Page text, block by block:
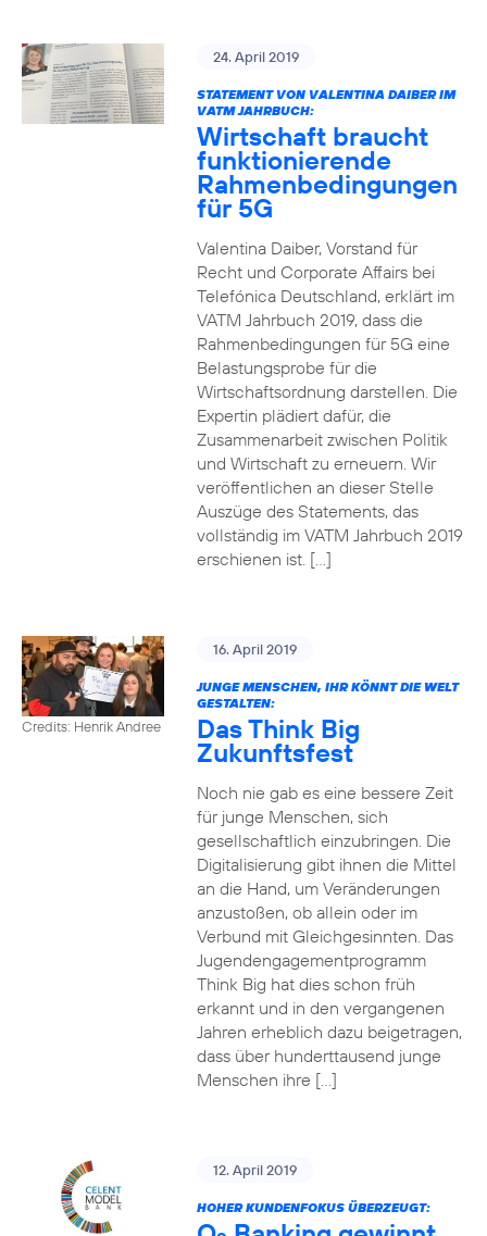
24. April 2019
STATEMENT VON VALENTINA DAIBER IM
VATM JAHRBUCH:
Wirtschaft braucht
funktionierende
Rahmenbedingungen
für 5G
Valentina Daiber, Vorstand für
Recht und Corporate Affairs bei
Telefónica Deutschland, erklärt im
VATM Jahrbuch 2019, dass die
Rahmenbedingungen für 5G eine
Belastungsprobe für die
Wirtschaftsordnung darstellen. Die
Expertin plädiert dafür, die
Zusammenarbeit zwischen Politik
und Wirtschaft zu erneuern. Wir
veröffentlichen an dieser Stelle
Auszüge des Statements, das
vollständig im VATM Jahrbuch 2019
erschienen ist. […]
Credits: Henrik Andree
16. April 2019
JUNGE MENSCHEN, IHR KÖNNT DIE WELT
GESTALTEN:
Das Think Big
Zukunftsfest
Noch nie gab es eine bessere Zeit
für junge Menschen, sich
gesellschaftlich einzubringen. Die
Digitalisierung gibt ihnen die Mittel
an die Hand, um Veränderungen
anzustoßen, ob allein oder im
Verbund mit Gleichgesinnten. Das
Jugendengagementprogramm
Think Big hat dies schon früh
erkannt und in den vergangenen
Jahren erheblich dazu beigetragen,
dass über hunderttausend junge
Menschen ihre […]
12. April 2019
HOHER KUNDENFOKUS ÜBERZEUGT: